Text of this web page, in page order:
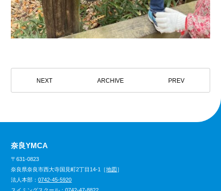
NEXT ARCHIVE PREV
奈良YMCA
〒631-0823
奈良県奈良市西大寺国見町2丁目14-1［地図］
法人本部：0742-45-5920